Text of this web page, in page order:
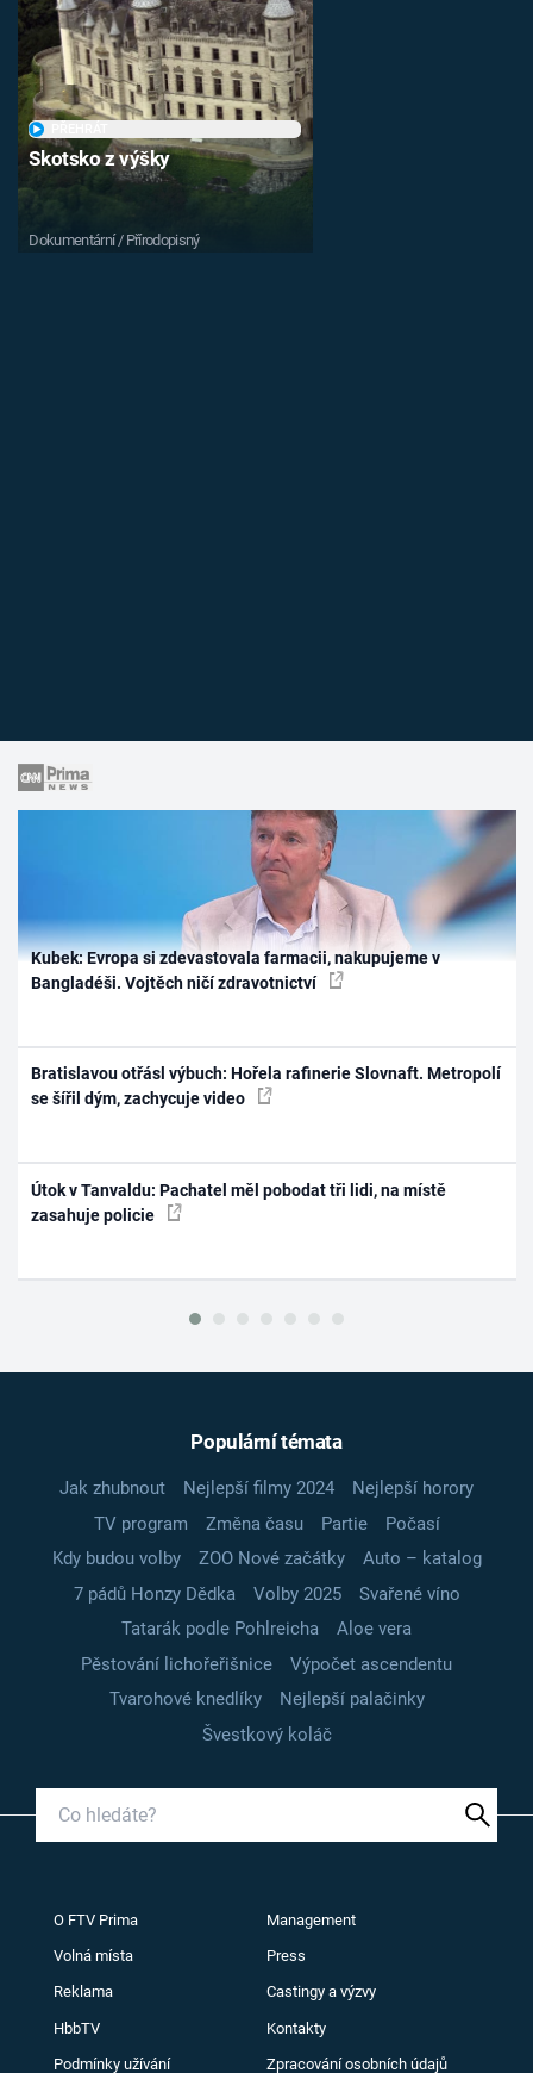
Skotsko z výšky
Dokumentární / Přírodopisný
Kubek: Evropa si zdevastovala farmacii, nakupujeme v
Bangladéši. Vojtěch ničí zdravotnictví
Bratislavou otřásl výbuch: Hořela rafinerie Slovnaft. Metropolí
se šířil dým, zachycuje video
Útok v Tanvaldu: Pachatel měl pobodat tři lidi, na místě
zasahuje policie
Populární témata
Jak zhubnout Nejlepší filmy 2024
Nejlepší horory
TV program
Změna času Partie
Počasí
Kdy budou volby
ZOO Nové začátky
Auto – katalog
7 pádů Honzy Dědka
Volby 2025
Svařené víno
Tatarák podle Pohlreicha
Aloe vera
Pěstování lichořeřišnice
Výpočet ascendentu
Tvarohové knedlíky
Nejlepší palačinky
Švestkový koláč
O FTV Prima Management
Volná místa Press
Reklama Castingy a výzvy
HbbTV Kontakty
Podmínky užívání Zpracování osobních údajů